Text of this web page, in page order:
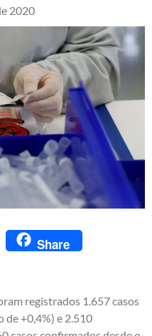
2020
PrintFriendly
Share
registrados 1.657 casos
de +0,4%) e 2.510